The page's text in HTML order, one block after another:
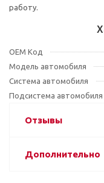
работу.
OEM Код
Модель автомобиля
Система автомобиля
Подсистема автомобиля
Отзывы
Дополнительно